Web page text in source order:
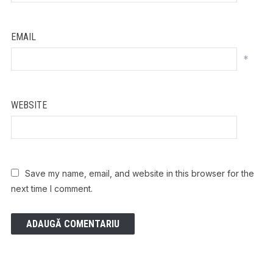
EMAIL
*
WEBSITE
Save my name, email, and website in this browser for the
next time I comment.